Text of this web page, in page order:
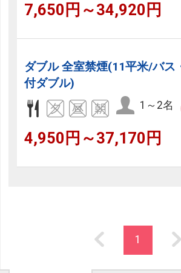
7,650円～34,920円
ダブル 全室禁煙(11平米/バス
付ダブル)
1～2名
4,950円～37,170円
1